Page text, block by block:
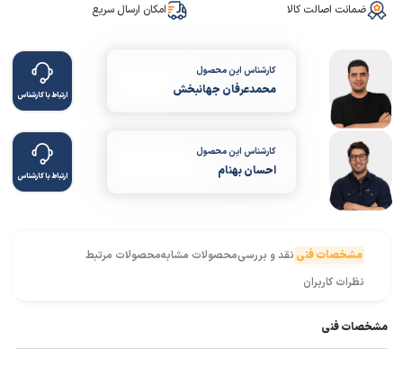
ضمانت اصالت کالا امکان ارسال سریع
کارشناس این محصول
محمدعرفان جهانبخش ارتباط با کارشناس
کارشناس این محصول
احسان بهنام ارتباط با کارشناس
مشخصات فنی نقد و بررسیمحصولات مشابهمحصولات مرتبط
نظرات کاربران
مشخصات فنی